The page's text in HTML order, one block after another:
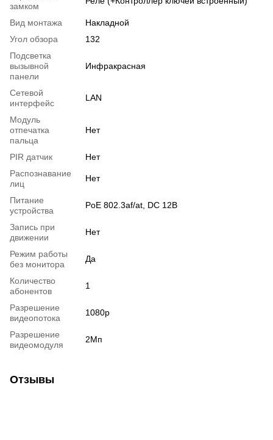
замком
Вид монтажа
Накладной
Угол обзора
132
Подсветка
вызывной
панели
Инфракрасная
Сетевой
интерфейс
LAN
Модуль
отпечатка
пальца
Нет
PIR датчик
Нет
Распознавание
лиц
Нет
Питание
устройства
PoE 802.3af/at, DC 12В
Запись при
движении
Нет
Режим работы
без монитора
Да
Количество
абонентов
1
Разрешение
видеопотока
1080p
Разрешение
видеомодуля
2Мп
Отзывы